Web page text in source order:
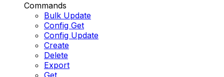
Commands
Bulk Update
Config Get
Config Update
Create
Delete
Export